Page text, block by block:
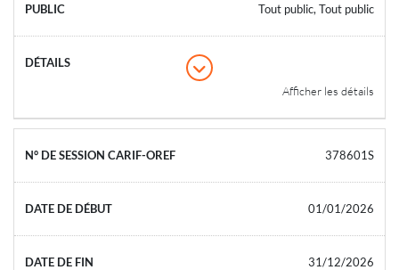
Tout public, Tout public
Afficher les détails
378601S
01/01/2026
31/12/2026